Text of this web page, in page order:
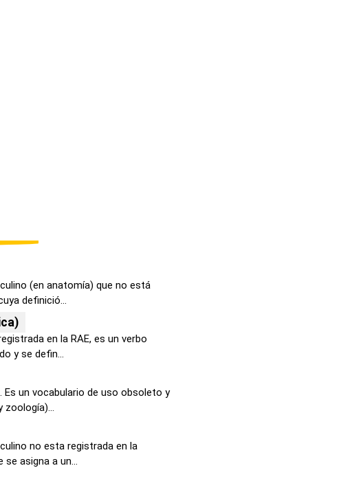
(en anatomía) que no está
definició...
en la RAE, es un verbo
y se defin...
un vocabulario de uso obsoleto y
zoología)...
no esta registrada en la
se asigna a un...